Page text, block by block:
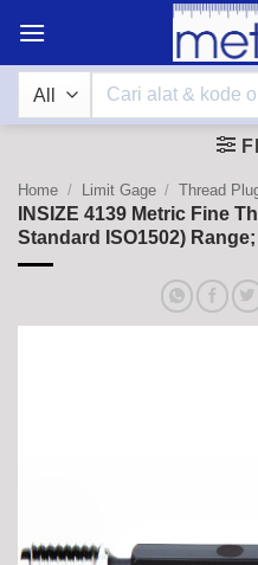
content
Search
Home / Limit Gage / Thread
INSIZE 4139 Metric Fine
Standard ISO1502) Range;